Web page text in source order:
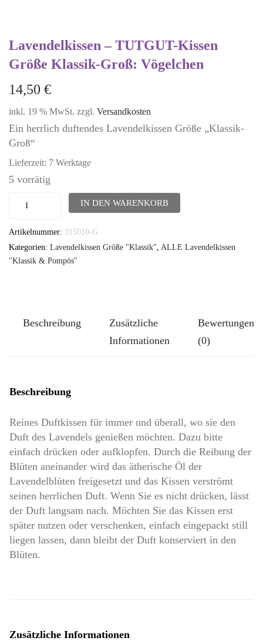
Lavendelkissen – TUTGUT-Kissen
Größe Klassik-Groß: Vögelchen
14,50 €
inkl. 19 % MwSt. zzgl. Versandkosten
Ein herrlich duftendes Lavendelkissen Größe „Klassik-
Groß“
Lieferzeit: 7 Werktage
5 vorrätig
Lavendelkissen
TUTGUT-
Kissen
Vögelchen
IN DEN WARENKORB
Artikelnummer: 315010-G
Kategorien: Lavendelkissen Größe "Klassik" ALLE Lavendelkissen
"Klassik & Pompös"
Beschreibung
Zusätzliche
Informationen
Bewertungen
(0)
Beschreibung
Reines Duftkissen für immer und überall, wo sie den
Duft des Lavendels genießen möchten. Dazu bitte
einfach drücken oder aufklopfen. Durch die Reibung der
Blüten aneinander wird das ätherische Öl der
Lavendelblüten freigesetzt und das Kissen verströmt
seinen herrlichen Duft. Wenn Sie es nicht drücken, lässt
der Duft langsam nach. Möchten Sie das Kissen erst
später nutzen oder verschenken, einfach eingepackt still
liegen lassen, dann bleibt der Duft konserviert in den
Blüten.
Zusätzliche Informationen